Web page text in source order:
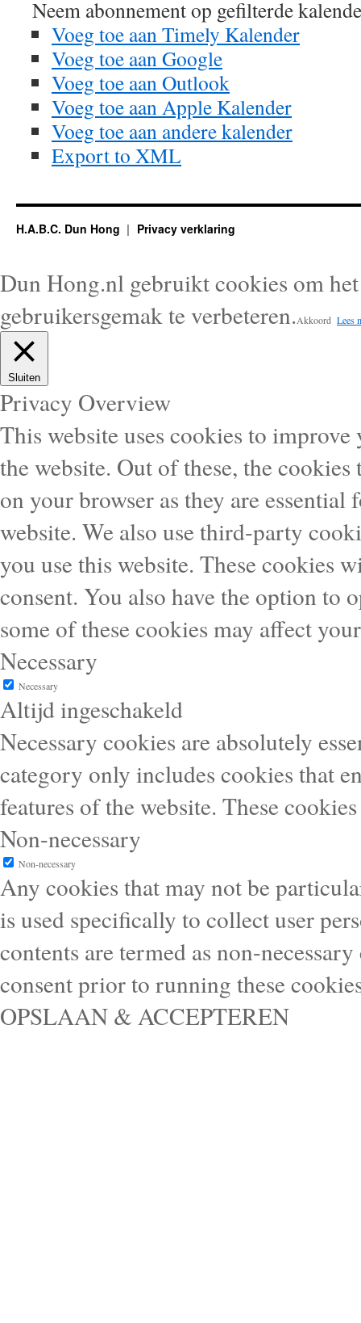
Neem abonnement op gefilterde
Voeg toe aan Timely Kalender
Voeg toe aan Google
Voeg toe aan Outlook
Voeg toe aan Apple Kalender
Voeg toe aan andere kalender
Export to XML
H.A.B.C. Dun Hong Privacy verklaring
Dun Hong.nl gebruikt cookies om
gebruikersgemak te verbeteren.Akkoord Lees
Sluiten
Privacy Overview
This website uses cookies to
the website. Out of these, the cookies
on your browser as they are
website. We also use third-party
you use this website. These cookies
consent. You also have the option
some of these cookies may affect
Necessary
Necessary
Altijd ingeschakeld
Necessary cookies are absolutely
category only includes cookies that
features of the website. These
Non-necessary
Non-necessary
Any cookies that may not be
is used specifically to collect user
contents are termed as non-
consent prior to running these
OPSLAAN & ACCEPTEREN